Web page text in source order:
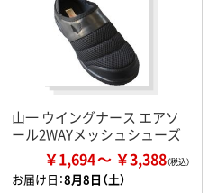
山一 ウイングナース エアソ
ール2WAYメッシュシューズ
￥1,694 ￥3,388
お届け日：8月8日（土）